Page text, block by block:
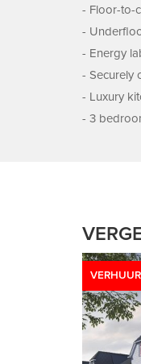
- Floor-to-
-
- Energy
- Securely
- Luxury
- 3